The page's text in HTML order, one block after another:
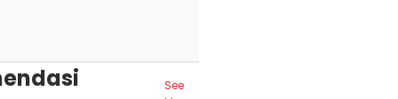
See